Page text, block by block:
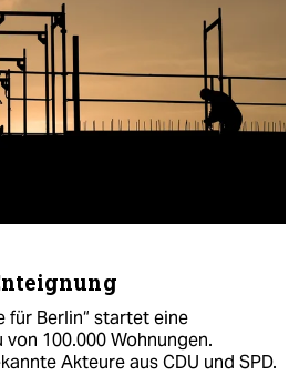
für Berlin“ startet eine
100.000 Wohnungen.
Akteure aus CDU und SPD.